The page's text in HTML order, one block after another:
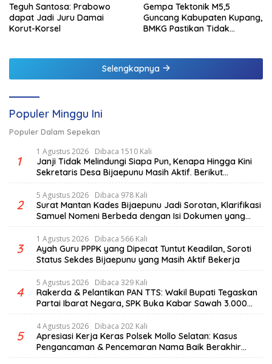
Teguh Santosa: Prabowo
dapat Jadi Juru Damai
Korut-Korsel
Gempa Tektonik M5,5
Guncang Kabupaten Kupang,
BMKG Pastikan Tidak
Selengkapnya
Populer Minggu Ini
Populer Dalam Sepekan
1
1 Agustus 2026 Dibaca 1510 Kali
Janji Tidak Melindungi Siapa Pun, Kenapa Hingga Kini
Sekretaris Desa Bijaepunu Masih Aktif. Berikut
penjelasan Ketua Komisi I DPRD TTS.
2
5 Agustus 2026 Dibaca 978 Kali
Surat Mantan Kades Bijaepunu Jadi Sorotan, Klarifikasi
Samuel Nomeni Berbeda dengan Isi Dokumen yang
Beredar
3
1 Agustus 2026 Dibaca 566 Kali
Ayah Guru PPPK yang Dipecat Tuntut Keadilan, Soroti
Status Sekdes Bijaepunu yang Masih Aktif Bekerja
4
5 Agustus 2026 Dibaca 329 Kali
Rakerda & Pelantikan PAN TTS: Wakil Bupati Tegaskan
Partai Ibarat Negara, SPK Buka Kabar Sawah 3.000
Hektar & Larangan Politik Uang
5
4 Agustus 2026 Dibaca 202 Kali
Apresiasi Kerja Keras Polsek Mollo Selatan: Kasus
Pengancaman & Pencemaran Nama Baik Berakhir
Damai